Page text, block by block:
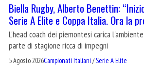
Biella Rugby, Alberto Benettin:
Serie A Elite e Coppa Italia. Ora la
L'head coach dei piemontesi carica
parte di stagione ricca di impegni
5 Agosto 2026Campionati Italiani /Serie A Elite